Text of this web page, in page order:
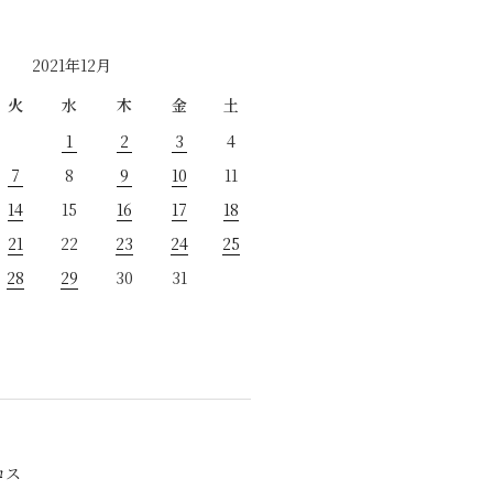
2021年12月
火 水 木 金
土
1
2 3
4
7 8 9 10
11
14 15 16 17
18
21 22 23 24
25
28 29 30
31
ス